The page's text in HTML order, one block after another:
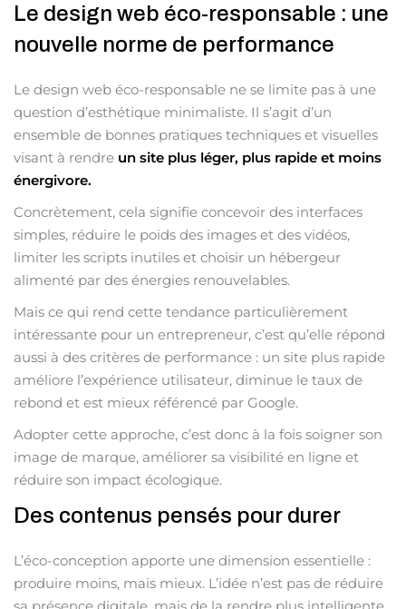
Le design web éco-responsable : une
nouvelle norme de performance
Le design web éco-responsable ne se limite pas à une
question d’esthétique minimaliste. Il s’agit d’un
ensemble de bonnes pratiques techniques et visuelles
visant à rendre un site plus léger, plus rapide et moins
énergivore.
Concrètement, cela signifie concevoir des interfaces
simples, réduire le poids des images et des vidéos,
limiter les scripts inutiles et choisir un hébergeur
alimenté par des énergies renouvelables.
Mais ce qui rend cette tendance particulièrement
intéressante pour un entrepreneur, c’est qu’elle répond
aussi à des critères de performance : un site plus rapide
améliore l’expérience utilisateur, diminue le taux de
rebond et est mieux référencé par Google.
Adopter cette approche, c’est donc à la fois soigner son
image de marque, améliorer sa visibilité en ligne et
réduire son impact écologique.
Des contenus pensés pour durer
L’éco-conception apporte une dimension essentielle :
produire moins, mais mieux. L’idée n’est pas de réduire
sa présence digitale, mais de la rendre plus intelligente.